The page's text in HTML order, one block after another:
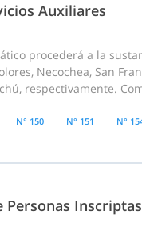
Auxiliares
procederá a la
Necochea, San
respectivamente.
N° 150 N° 151 N°
Personas Inscriptas